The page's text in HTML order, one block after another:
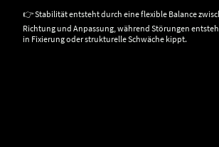
👉 Stabilität entsteht durch eine flexible Balance
Richtung und Anpassung, während Störungen
in Fixierung oder strukturelle Schwäche kippt.